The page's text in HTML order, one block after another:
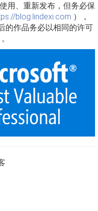
用、重新发布，但务必保
blog.lindexi.com ），
的作品务必以相同的许可
。